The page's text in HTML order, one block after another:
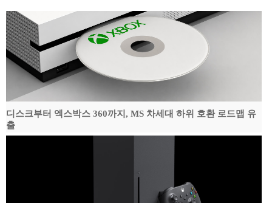
디스크부터 엑스박스 360까지, MS 차세대 하위 호환 로드맵 유
출